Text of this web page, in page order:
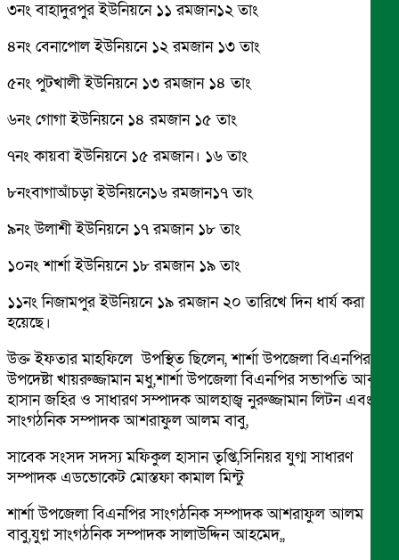
৩নং বাহাদুরপুর ইউনিয়নে ১১ রমজান১২ তাং
৪নং বেনাপোল ইউনিয়নে ১২ রমজান ১৩ তাং
৫নং পুটখালী ইউনিয়নে ১৩ রমজান ১৪ তাং
৬নং গোগা ইউনিয়নে ১৪ রমজান ১৫ তাং
৭নং কায়বা ইউনিয়নে ১৫ রমজান। ১৬ তাং
৮নংবাগাআঁচড়া ইউনিয়নে১৬ রমজান১৭ তাং
৯নং উলাশী ইউনিয়নে ১৭ রমজান ১৮ তাং
১০নং শার্শা ইউনিয়নে ১৮ রমজান ১৯ তাং
১১নং নিজামপুর ইউনিয়নে ১৯ রমজান ২০ তারিখে দিন ধার্য করা
হয়েছে।
উক্ত ইফতার মাহফিলে উপস্থিত ছিলেন, শার্শা উপজেলা বিএনপির
উপদেষ্টা খায়রুজ্জামান মধু,শার্শা উপজেলা বিএনপির সভাপতি আবুল
হাসান জহির ও সাধারণ সম্পাদক আলহাজ্ব নুরুজ্জামান লিটন এবং
সাংগঠনিক সম্পাদক আশরাফুল আলম বাবু,
সাবেক সংসদ সদস্য মফিকুল হাসান তৃপ্তি,সিনিয়র যুগ্ম সাধারণ
সম্পাদক এডভোকেট মোস্তফা কামাল মিন্টু
শার্শা উপজেলা বিএনপির সাংগঠনিক সম্পাদক আশরাফুল আলম
বাবু,যুগ্ন সাংগঠনিক সম্পাদক সালাউদ্দিন আহমেদ,,